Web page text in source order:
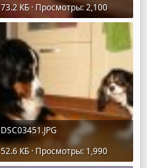
73.2 КБ · Просмотры: 2,100
DSC03451.JPG
52.6 КБ · Просмотры: 1,990